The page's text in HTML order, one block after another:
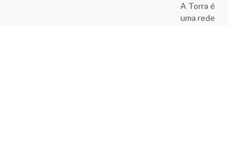
A Torra é
uma rede